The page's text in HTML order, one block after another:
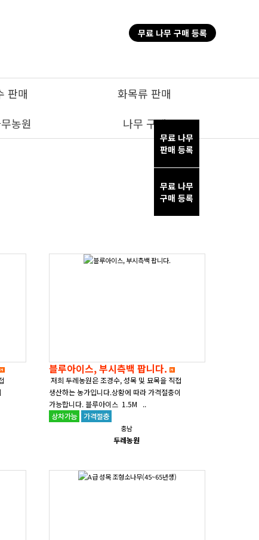
무료 나무 구매 등록
판매
화목류 판매
농원 나무 구매
블루아이스, 부시측백 팝니다.
저희 두레농원은 조경수, 성목 및 묘목을 직접
생산하는 농가입니다.상황에 따라 가격절충이
가능합니다. 블루아이스 1.5M ..
충남
두레농원
무료 나무
판매 등록
무료 나무
구매 등록